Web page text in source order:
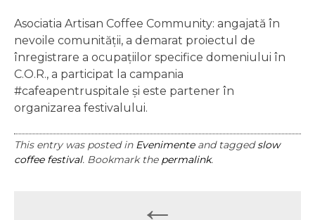
Asociatia Artisan Coffee Community: angajată în
nevoile comunității, a demarat proiectul de
înregistrare a ocupațiilor specifice domeniului în
C.O.R., a participat la campania
#cafeapentruspitale și este partener în
organizarea festivalului.
This entry was posted in Evenimenteand taggedslow
coffee festival. Bookmark the permalink.
←